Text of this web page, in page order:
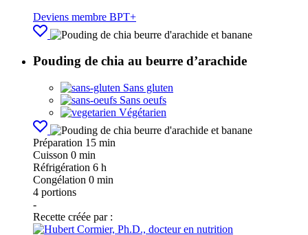
Deviens membre BPT+
Pouding de chia au beurre d’arachide
Sans gluten
Sans oeufs
Végétarien
Préparation 15 min
Cuisson 0 min
Réfrigération 6 h
Congélation 0 min
4 portions
-
Recette créée par :